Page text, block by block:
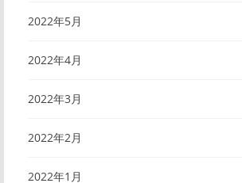
2022年5月
2022年4月
2022年3月
2022年2月
2022年1月